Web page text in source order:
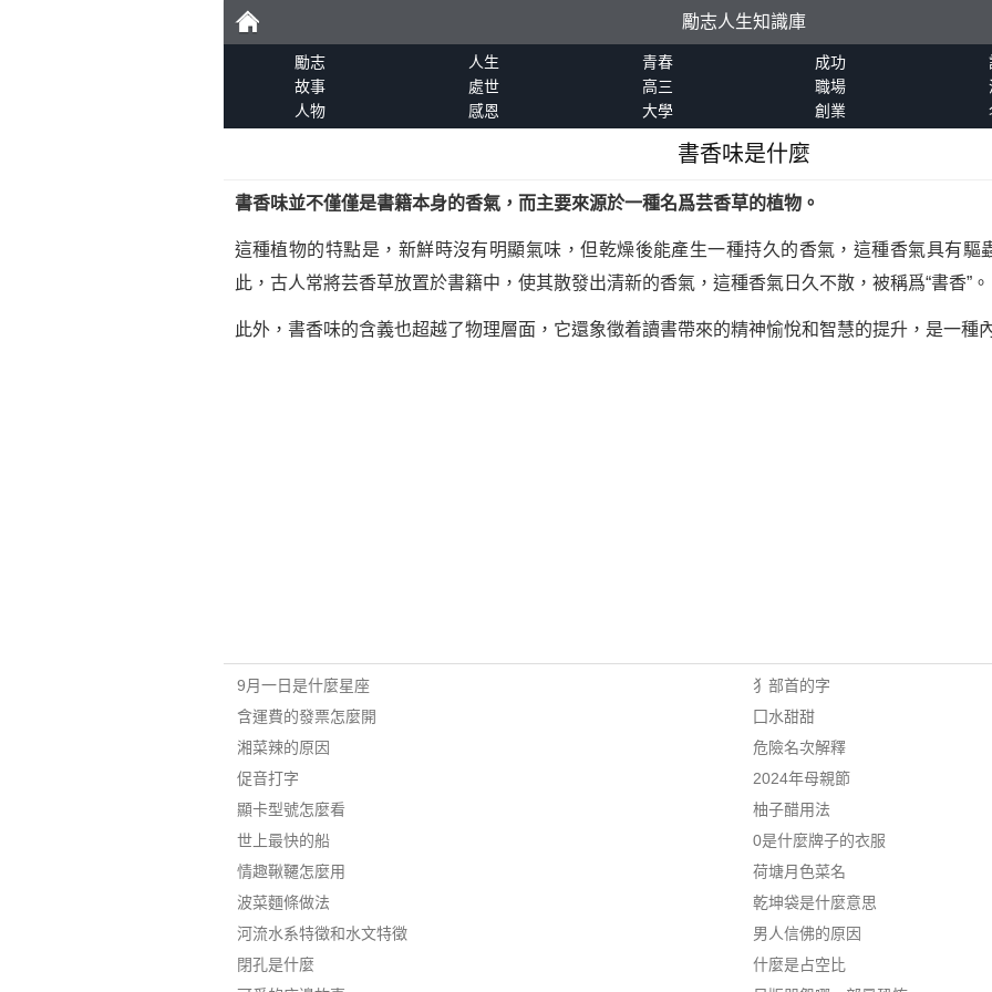
勵
勵志人生知識庫
勵志 人生 青春 成功
故事
處世 高三 職場
人物
感恩 大學 創業
書香味是什麼
書香味並不僅僅是書籍本身的香氣，而主要來源於一種名爲芸香草的植物。
這種植物的特點是，新鮮時沒有明顯氣味，但乾燥後能產生一種持久的香氣，這種香氣具有驅
此，古人常將芸香草放置於書籍中，使其散發出清新的香氣，這種香氣日久不散，被稱爲“書香”。
此外，書香味的含義也超越了物理層面，它還象徵着讀書帶來的精神愉悅和智慧的提升，是一種
9月一日是什麼星座
含運費的發票怎麼開
湘菜辣的原因
促音打字
顯卡型號怎麼看
世上最快的船
情趣鞦韆怎麼用
波菜麵條做法
河流水系特徵和水文特徵
閉孔是什麼
犭部首的字
囗水甜甜
危險名次解釋
2024年母親節
柚子醋用法
0是什麼牌子的衣服
荷塘月色菜名
乾坤袋是什麼意思
男人信佛的原因
什麼是占空比